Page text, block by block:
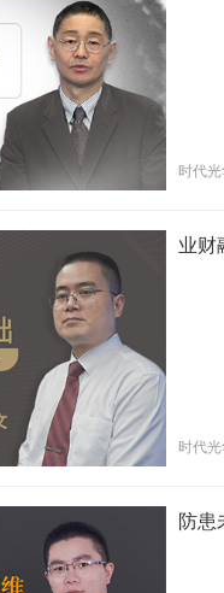
时代
业财
时代
防患